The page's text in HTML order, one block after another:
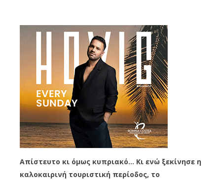
Απίστευτο κι όμως κυπριακό… Κι ενώ ξεκίνησε η
καλοκαιρινή τουριστική περίοδος, το